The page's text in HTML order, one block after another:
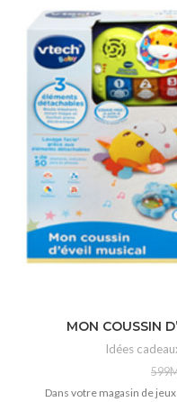
MON COUSSIN
Idées
599
Dans votre magasin de